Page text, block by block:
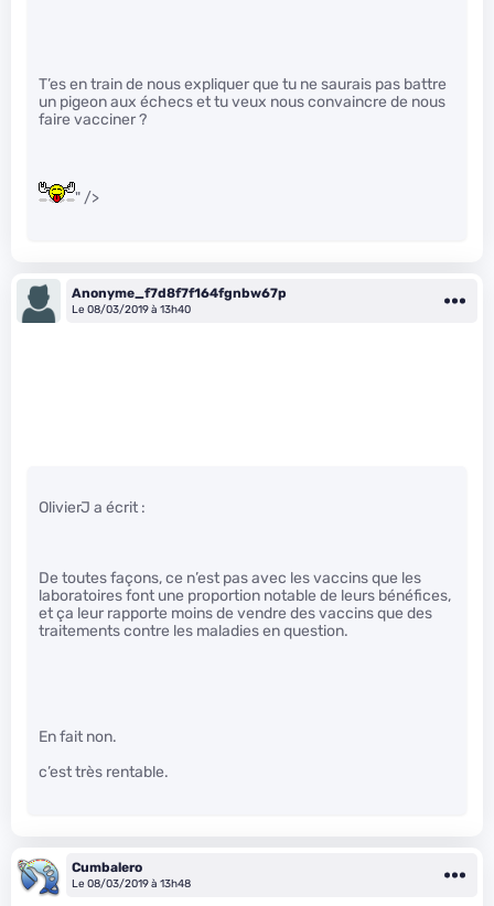
T’es en train de nous expliquer que tu ne saurais pas battre
un pigeon aux échecs et tu veux nous convaincre de nous
faire vacciner ?
" />
Anonyme_f7d8f7f164fgnbw67p
Le 08/03/2019 à 13h40
OlivierJ a écrit :
De toutes façons, ce n’est pas avec les vaccins que les
laboratoires font une proportion notable de leurs bénéfices,
et ça leur rapporte moins de vendre des vaccins que des
traitements contre les maladies en question.
En fait non.
c’est très rentable.
Cumbalero
Le 08/03/2019 à 13h48